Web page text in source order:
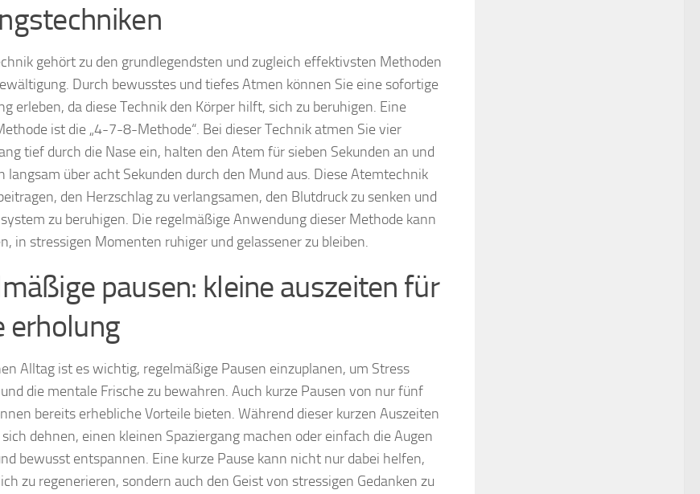
gehört zu den grundlegendsten und zugleich effektivsten Methoden
Durch bewusstes und tiefes Atmen können Sie eine sofortige
erleben, da diese Technik den Körper hilft, sich zu beruhigen. Eine
ist die „4-7-8-Methode“. Bei dieser Technik atmen Sie vier
tief durch die Nase ein, halten den Atem für sieben Sekunden an und
langsam über acht Sekunden durch den Mund aus. Diese Atemtechnik
den Herzschlag zu verlangsamen, den Blutdruck zu senken und
zu beruhigen. Die regelmäßige Anwendung dieser Methode kann
in stressigen Momenten ruhiger und gelassener zu bleiben.
pausen: kleine auszeiten für
erholung
Alltag ist es wichtig, regelmäßige Pausen einzuplanen, um Stress
die mentale Frische zu bewahren. Auch kurze Pausen von nur fünf
bereits erhebliche Vorteile bieten. Während dieser kurzen Auszeiten
dehnen, einen kleinen Spaziergang machen oder einfach die Augen
bewusst entspannen. Eine kurze Pause kann nicht nur dabei helfen,
zu regenerieren, sondern auch den Geist von stressigen Gedanken zu